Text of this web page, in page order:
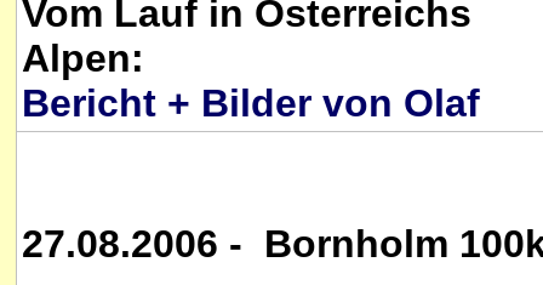
Vom Lauf in Österreichs
Alpen:
Bericht + Bilder von Olaf
27.08.2006 - Bornholm